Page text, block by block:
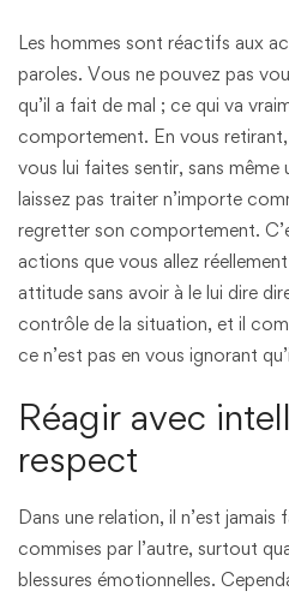
Les hommes sont réactifs aux
paroles. Vous ne pouvez pas
qu’il a fait de mal ; ce qui va
comportement. En vous
vous lui faites sentir, sans
laissez pas traiter n’importe
regretter son comportement.
actions que vous allez
attitude sans avoir à le lui dire
contrôle de la situation, et il
ce n’est pas en vous ignorant
Réagir avec
respect
Dans une relation, il n’est jamais
commises par l’autre, surtout
blessures émotionnelles.